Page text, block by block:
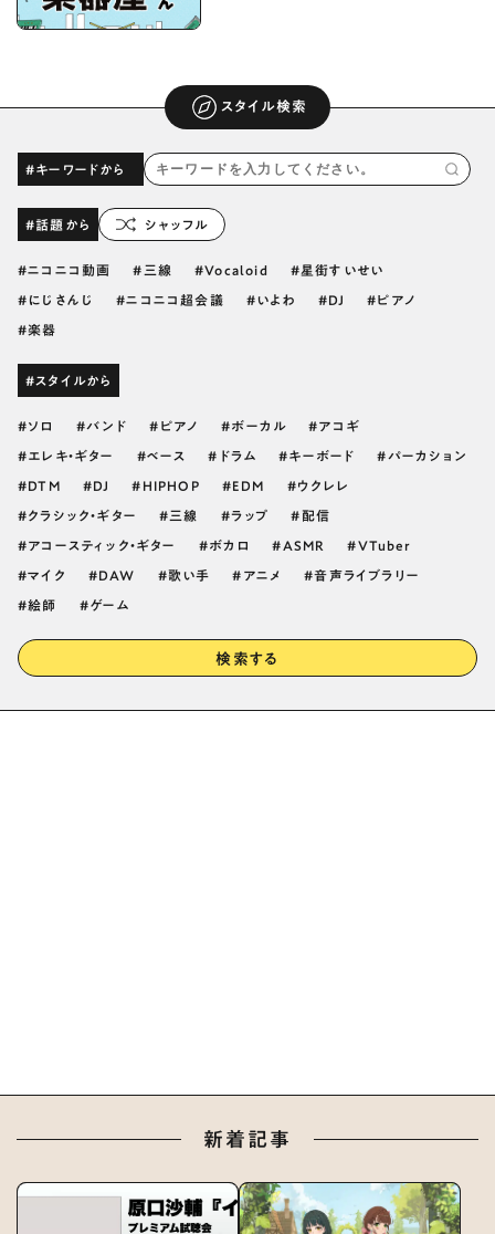
スタイル検索
#キーワードから
#話題から シャッフル
ニコニコ動画 三線 Vocaloid 星街すいせい
にじさんじ ニコニコ超会議 いよわ DJ ピアノ
楽器
#スタイルから
ソロ バンド ピアノ ボーカル アコギ
エレキ・ギター ベース ドラム キーボード パーカション
DTM DJ HIPHOP EDM ウクレレ
クラシック・ギター 三線 ラップ 配信
アコースティック・ギター ボカロ ASMR VTuber
マイク DAW 歌い手 アニメ 音声ライブラリー
絵師 ゲーム
検索する
新着記事